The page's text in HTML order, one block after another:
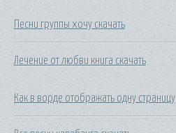
Песни группы хочу скачать
Лечение от любви книга скачать
Как в ворде отображать одну страницу